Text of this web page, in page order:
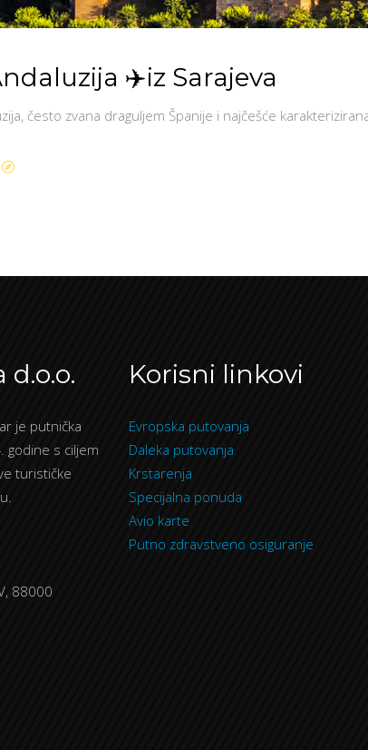
✈️iz Sarajeva
često zvana draguljem Španije i najčešće
d.o.o.
je putnička
godine s ciljem
turističke
88000
Korisni linkovi
Evropska putovanja
Daleka putovanja
Krstarenja
Specijalna ponuda
Avio karte
Putno zdravstveno osiguranje